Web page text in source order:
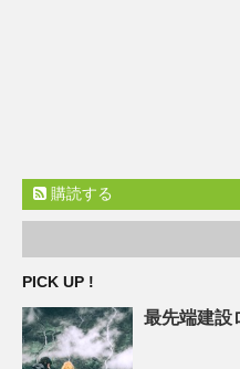
購読する
PICK UP !
最先端建設